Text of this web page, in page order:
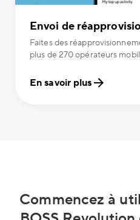
Envoi de
Faites des
plus de 270 opérateurs
En savoir plus
Commencez à